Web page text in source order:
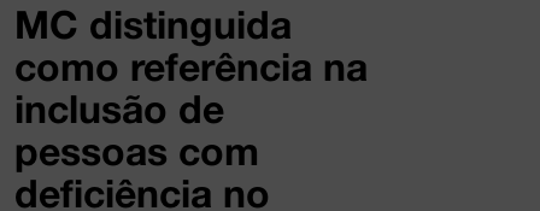
MC distinguida
como referência na
inclusão de
pessoas com
deficiência no